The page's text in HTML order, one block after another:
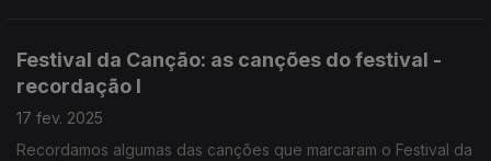
Festival da Canção: as canções do festival -
recordação I
17 fev. 2025
Recordamos algumas das canções que marcaram o Festival da